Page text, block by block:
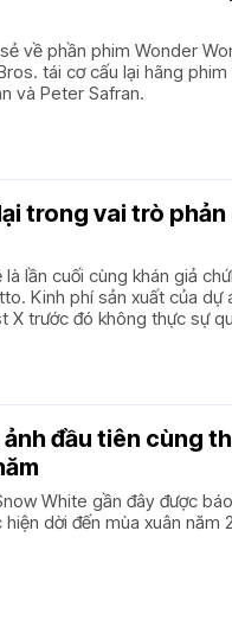
về phần phim Wonder
tái cơ cấu lại hãng phim
và Peter Safran.
trong vai trò phản
lần cuối cùng khán giả
Kinh phí sản xuất của dự
X trước đó không thực sự
đầu tiên cùng
White gần đây được
dời đến mùa xuân năm